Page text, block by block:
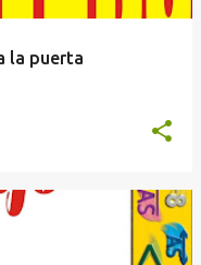
la puerta